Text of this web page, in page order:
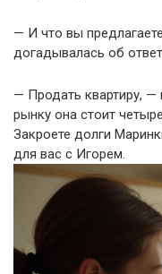
— И что вы
догадывалась об
— Продать квартиру,
рынку она стоит
Закроете долги
для вас с Игорем.